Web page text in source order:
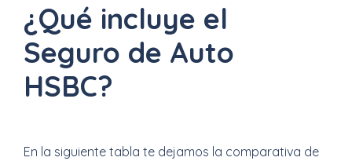
¿Qué incluye el
Seguro de Auto
HSBC?
En la siguiente tabla te dejamos la comparativa de